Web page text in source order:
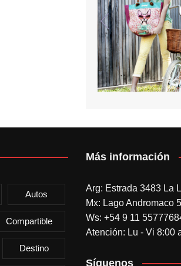
Autos
Compartible
Destino
Más información
Arg: Estrada 3483 La
Mx: Lago Andromaco
Ws: +54 9 11
Atención: Lu - Vi 8:00
Síguenos